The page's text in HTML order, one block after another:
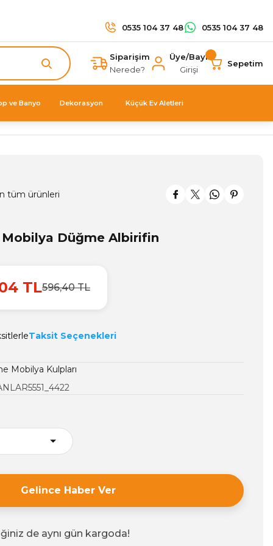
0535 104 37 48 0535 104 37 48
Siparişim
Nerede?
Üye/Bayi
Girişi
Sepetim
ve Banyo Dekorasyon Küçük Ev Aletleri
tüm ürünleri
Düğme Albirifin
TL596,40 TL
Taksit Seçenekleri
Mobilya Kulpları
Gelince Haber Ver
de aynı gün kargoda!